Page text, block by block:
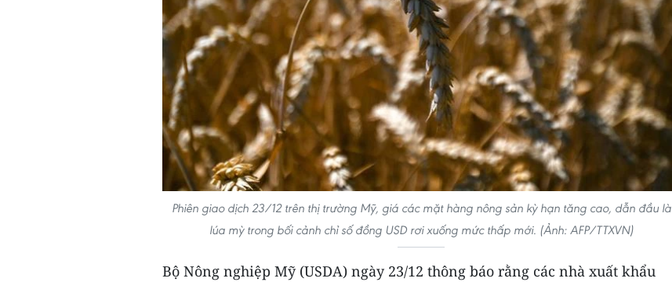
Phiên giao dịch 23/12 trên thị trường Mỹ, giá các mặt hàng nông sản kỳ hạn tăng cao, dẫn đầu là
lúa mỳ trong bối cảnh chỉ số đồng USD rơi xuống mức thấp mới. (Ảnh: AFP/TTXVN)
Bộ Nông nghiệp Mỹ (USDA) ngày 23/12 thông báo rằng các nhà xuất khẩu